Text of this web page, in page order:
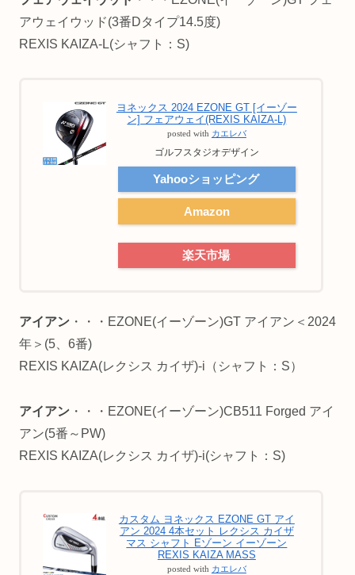
アウェイウッド(3番Dタイプ14.5度)
REXIS KAIZA-L(シャフト：S)
ヨネックス 2024 EZONE GT [イーゾー
ン] フェアウェイ(REXIS KAIZA-L)
posted with カエレバ
ゴルフスタジオデザイン
Yahooショッピング
Amazon
楽天市場
アイアン ・・・EZONE(イーゾーン)GT アイアン＜2024
年＞(5、6番)
REXIS KAIZA(レクシス カイザ)-i（シャフト：S）
アイアン ・・・EZONE(イーゾーン)CB511 Forged アイ
アン(5番～PW)
REXIS KAIZA(レクシス カイザ)-i(シャフト：S)
カスタム ヨネックス EZONE GT アイ
アン 2024 4本セット レクシス カイザ
マス シャフト Eゾーン イーゾーン
REXIS KAIZA MASS
posted with カエレバ